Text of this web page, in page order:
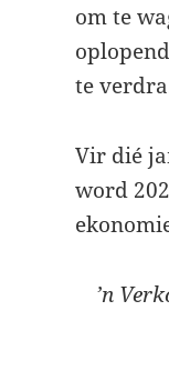
om te
te
Vir dié
word
’n